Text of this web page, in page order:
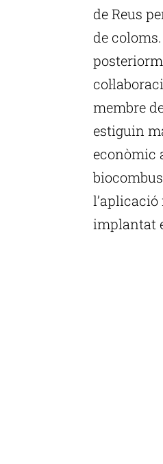
de Reus
de
membre
estiguin
econòmic
implantat